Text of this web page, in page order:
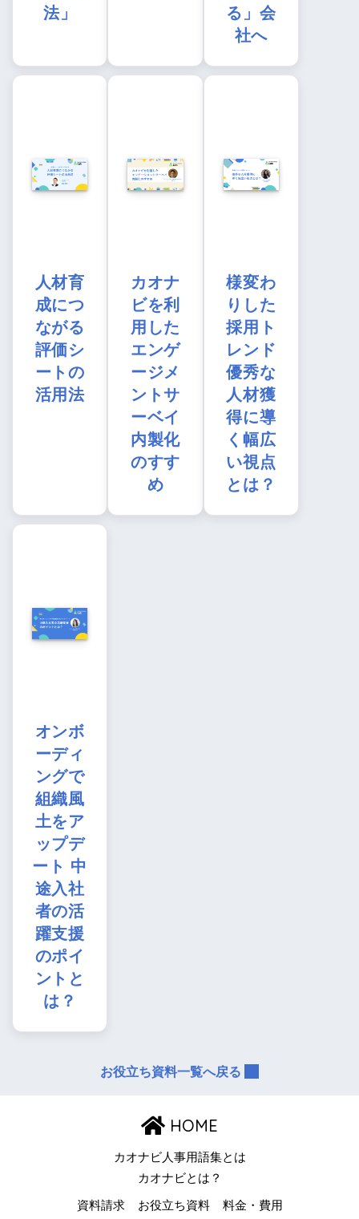
法」
る」会
社へ
人材育
成につ
ながる
評価シ
ートの
活用法
カオナ
ビを利
用した
エンゲ
ージメ
ントサ
ーベイ
内製化
のすす
め
様変わ
りした
採用ト
レンド
優秀な
人材獲
得に導
く幅広
い視点
とは？
オンボ
ーディ
ングで
組織風
土をア
ップデ
ート 中
途入社
者の活
躍支援
のポイ
ントと
は？
お役立ち資料一覧へ戻る
HOME
カオナビ人事用語集とは
カオナビとは？
資料請求 お役立ち資料 料金・費用